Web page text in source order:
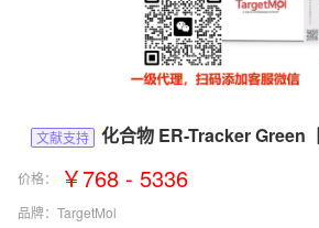
文献支持 化合物 ER-Tracker Green
价格： ￥768 - 5336
品牌： TargetMol